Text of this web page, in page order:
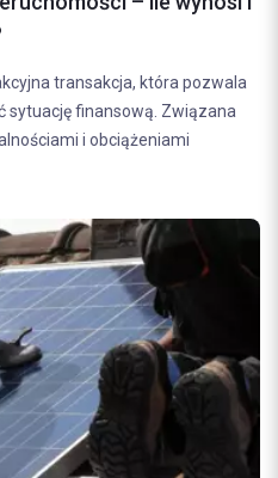
transakcja, która pozwala
sytuację finansową. Związana
i obciążeniami